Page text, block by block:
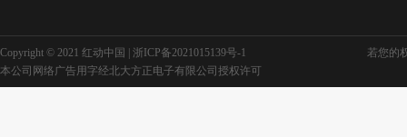
Copyright © 2021 红动中国 | 浙ICP备2021015139号-1
若您的
本公司网络广告用字经北大方正电子有限公司授权许可